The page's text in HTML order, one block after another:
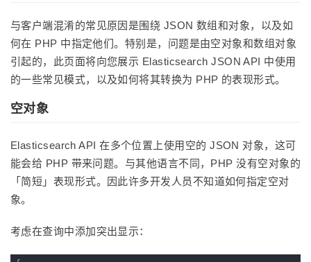
与客户端混淆的常见原因是围绕 JSON 数组和对象，以及如
何在 PHP 中指定他们。特别是，问题是由空对象和数组对象
引起的，此页面将向您展示 Elasticsearch JSON API 中使用
的一些常见模式，以及如何将其转换为 PHP 的表现形式。
空对象
Elasticsearch API 在多个位置上使用空的 JSON 对象，这可
能会给 PHP 带来问题。与其他语言不同，PHP 没有空对象的
「简短」表现形式。因此许多开发人员不知道如何指定空对
象。
考虑在查询中添加突出显示：